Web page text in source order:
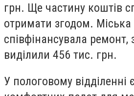
грн. Ще частину коштів
отримати згодом. Міська
співфінансувала
виділили 456 тис. грн.
У пологовому відділенні